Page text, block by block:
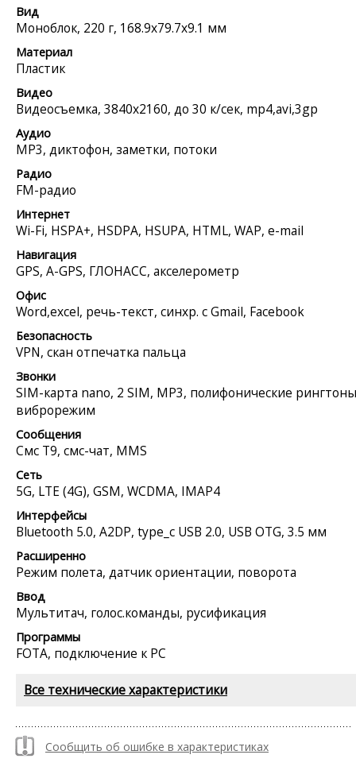
Вид
Моноблок, 220 г, 168.9x79.7x9.1 мм
Материал
Пластик
Видео
Видеосъемка, 3840x2160, до 30 к/сек, mp4,avi,3gp
Аудио
MP3, диктофон, заметки, потоки
Радио
FM-радио
Интернет
Wi-Fi, HSPA+, HSDPA, HSUPA, HTML, WAP, e-mail
Навигация
GPS, A-GPS, ГЛОНАСС, акселерометр
Офис
Word,excel, речь-текст, синхр. с Gmail, Facebook
Безопасность
VPN, скан отпечатка пальца
Звонки
SIM-карта nano, 2 SIM, MP3, полифонические
виброрежим
Сообщения
Смс Т9, смс-чат, MMS
Сеть
5G, LTE (4G), GSM, WCDMA, IMAP4
Интерфейсы
Bluetooth 5.0, A2DP, type_c USB 2.0, USB OTG, 3.5 мм
Расширенно
Режим полета, датчик ориентации, поворота
Ввод
Мультитач, голос.команды, русификация
Программы
FOTA, подключение к PC
Все технические характеристики
Сообщить об ошибке в характеристиках